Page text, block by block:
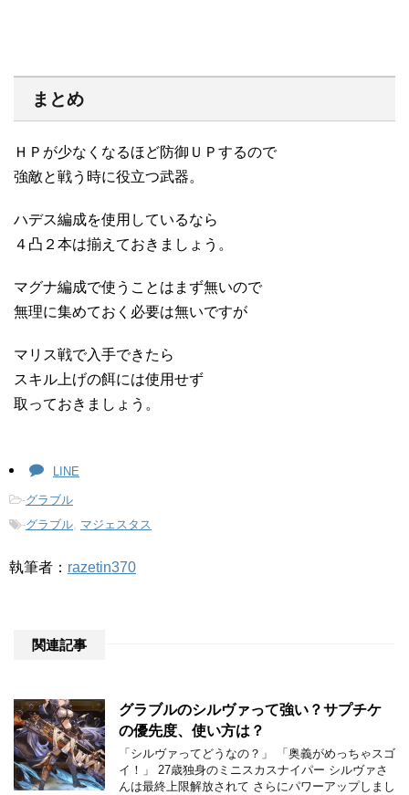
まとめ
ＨＰが少なくなるほど防御ＵＰするので
強敵と戦う時に役立つ武器。
ハデス編成を使用しているなら
４凸２本は揃えておきましょう。
マグナ編成で使うことはまず無いので
無理に集めておく必要は無いですが
マリス戦で入手できたら
スキル上げの餌には使用せず
取っておきましょう。
LINE
-グラブル
-グラブル, マジェスタス
執筆者： razetin370
関連記事
グラブルのシルヴァって強い？サプチケ
の優先度、使い方は？
「シルヴァってどうなの？」 「奥義がめっちゃスゴ
イ！」 27歳独身のミニスカスナイパー シルヴァさ
んは最終上限解放されて さらにパワーアップしまし